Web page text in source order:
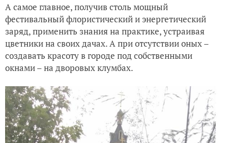
А самое главное, получив столь мощный
фестивальный флористический и энергетический
заряд, применить знания на практике, устраивая
цветники на своих дачах. А при отсутствии оных –
создавать красоту в городе под собственными
окнами – на дворовых клумбах.